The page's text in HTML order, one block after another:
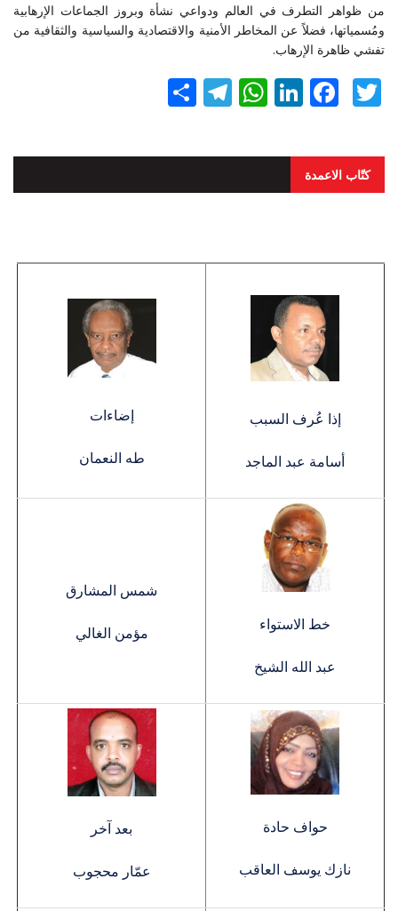
من ظواهر التطرف في العالم ودواعي نشأة وبروز الجماعات الإرهابية
ومُسمياتها، فضلاً عن المخاطر الأمنية والاقتصادية والسياسية والثقافية من
تفشي ظاهرة الإرهاب.
Twitter
Facebook
LinkedIn
WhatsApp
Telegram
كتّاب الاعمدة
إذا عُرف السبب
أسامة عبد الماجد
إضاءات
طه النعمان
خط الاستواء
عبد الله الشيخ
شمس المشارق
مؤمن الغالي
حواف حادة
نازك يوسف العاقب
بعد آخر
عمّار محجوب